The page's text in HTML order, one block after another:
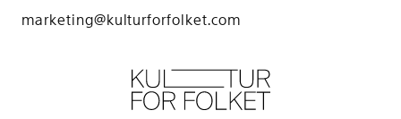
marketing@kulturforfolket.com